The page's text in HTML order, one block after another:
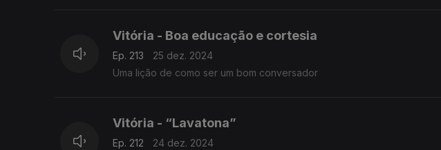
Vitória - Boa educação e cortesia
Ep. 213
25 dez. 2024
Uma lição de como ser um bom conversador
Vitória - “Lavatona”
Ep. 212
24 dez. 2024